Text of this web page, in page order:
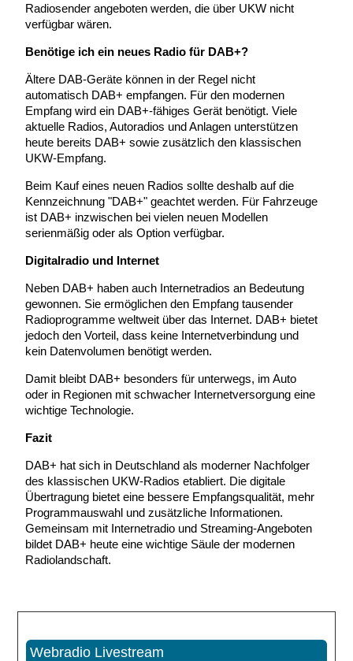
Radiosender angeboten werden, die über UKW nicht
verfügbar wären.
Benötige ich ein neues Radio für DAB+?
Ältere DAB-Geräte können in der Regel nicht
automatisch DAB+ empfangen. Für den modernen
Empfang wird ein DAB+-fähiges Gerät benötigt. Viele
aktuelle Radios, Autoradios und Anlagen unterstützen
heute bereits DAB+ sowie zusätzlich den klassischen
UKW-Empfang.
Beim Kauf eines neuen Radios sollte deshalb auf die
Kennzeichnung "DAB+" geachtet werden. Für Fahrzeuge
ist DAB+ inzwischen bei vielen neuen Modellen
serienmäßig oder als Option verfügbar.
Digitalradio und Internet
Neben DAB+ haben auch Internetradios an Bedeutung
gewonnen. Sie ermöglichen den Empfang tausender
Radioprogramme weltweit über das Internet. DAB+ bietet
jedoch den Vorteil, dass keine Internetverbindung und
kein Datenvolumen benötigt werden.
Damit bleibt DAB+ besonders für unterwegs, im Auto
oder in Regionen mit schwacher Internetversorgung eine
wichtige Technologie.
Fazit
DAB+ hat sich in Deutschland als moderner Nachfolger
des klassischen UKW-Radios etabliert. Die digitale
Übertragung bietet eine bessere Empfangsqualität, mehr
Programmauswahl und zusätzliche Informationen.
Gemeinsam mit Internetradio und Streaming-Angeboten
bildet DAB+ heute eine wichtige Säule der modernen
Radiolandschaft.
Webradio Livestream